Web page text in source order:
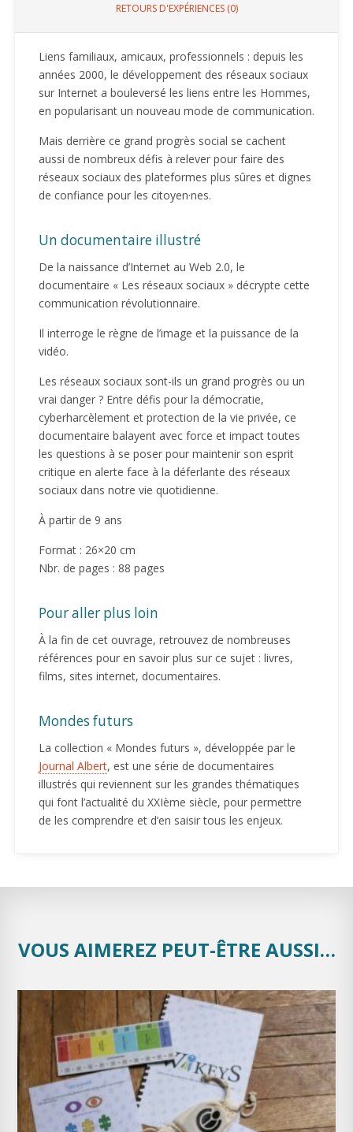
RETOURS D'EXPÉRIENCES (0)
Liens familiaux, amicaux, professionnels : depuis les
années 2000, le développement des réseaux sociaux
sur Internet a bouleversé les liens entre les Hommes,
en popularisant un nouveau mode de communication.
Mais derrière ce grand progrès social se cachent
aussi de nombreux défis à relever pour faire des
réseaux sociaux des plateformes plus sûres et dignes
de confiance pour les citoyen·nes.
Un documentaire illustré
De la naissance d’Internet au Web 2.0, le
documentaire « Les réseaux sociaux » décrypte cette
communication révolutionnaire.
Il interroge le règne de l’image et la puissance de la
vidéo.
Les réseaux sociaux sont-ils un grand progrès ou un
vrai danger ? Entre défis pour la démocratie,
cyberharcèlement et protection de la vie privée, ce
documentaire balayent avec force et impact toutes
les questions à se poser pour maintenir son esprit
critique en alerte face à la déferlante des réseaux
sociaux dans notre vie quotidienne.
À partir de 9 ans
Format : 26×20 cm
Nbr. de pages : 88 pages
Pour aller plus loin
À la fin de cet ouvrage, retrouvez de nombreuses
références pour en savoir plus sur ce sujet : livres,
films, sites internet, documentaires.
Mondes futurs
La collection « Mondes futurs », développée par le
Journal Albert, est une série de documentaires
illustrés qui reviennent sur les grandes thématiques
qui font l’actualité du XXIème siècle, pour permettre
de les comprendre et d’en saisir tous les enjeux.
VOUS AIMEREZ PEUT-ÊTRE AUSSI…
À DÉCOUVRIR